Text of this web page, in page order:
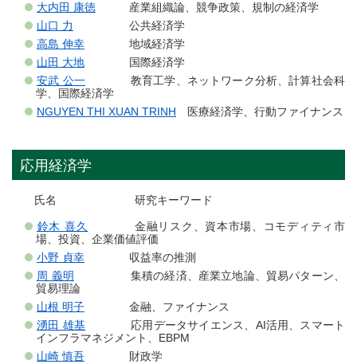
大内田 康徳 産業組織論、競争政策、規制の経済学
山口 力
公共経済学
高島 伸幸 地域経済学
山田 大地 国際経済学
安武 公一 教育工学、ネットワーク分析、計算社会科
学、国際経済学
NGUYEN THI XUAN TRINH 医療経済学、行動ファイナンス
応用経済学
氏名 研究キーワード
鈴木 喜久
金融リスク、資本市場、コモディティ市
場、投資、企業価値評価
小野 貞幸 収益率の推測
周 義明
集積の経済、産業立地論、貿易パターン、
貿易理論
山根 明子 金融、ファイナンス
湧田 雄基 応用データサイエンス、AI活用、スマート
インフラマネジメント、EBPM
山崎 慎吾 財政学